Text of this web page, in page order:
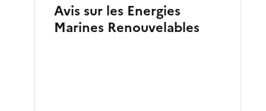
Avis sur les Energies
Marines Renouvelables